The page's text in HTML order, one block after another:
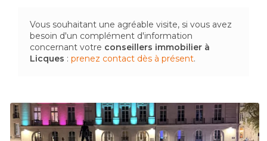
Vous souhaitant une agréable visite, si vous avez
besoin d'un complément d'information
concernant votre conseillers immobilier à
Licques : prenez contact dès à présent.